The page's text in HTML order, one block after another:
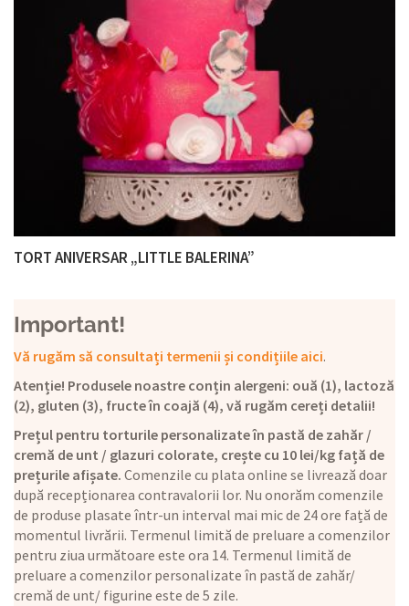
TORT ANIVERSAR „LITTLE BALERINA”
Important!
Vă rugăm să consultați termenii și condițiile aici.
Atenție! Produsele noastre conțin alergeni: ouă (1), lactoză
(2), gluten (3), fructe în coajă (4), vă rugăm cereți detalii!
Prețul pentru torturile personalizate în pastă de zahăr /
cremă de unt / glazuri colorate, crește cu 10 lei/kg față de
prețurile afișate. Comenzile cu plata online se livrează doar
după recepționarea contravalorii lor. Nu onorăm comenzile
de produse plasate într-un interval mai mic de 24 ore față de
momentul livrării. Termenul limită de preluare a comenzilor
pentru ziua următoare este ora 14. Termenul limită de
preluare a comenzilor personalizate în pastă de zahăr/
cremă de unt/ figurine este de 5 zile.